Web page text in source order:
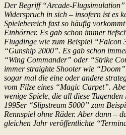
Der Begriff “Arcade-
Widerspruch in sich – insofern ist es
Spielebereich fast so häufig
Einhörner. Es gab schon immer
Flugdinge wie zum Beispiel “Falcon
“Gunship 2000”. Es gab schon
“Wing Commander” oder “Strike
immer straighte Shooter wie
sogar mal die eine oder andere
vom Filze eines “Magic Carpet”.
wenige Spiele, die all diese
1995er “Slipstream 5000” zum
Rennspiel ohne Räder. Aber dann –
gleichen Jahr veröffentlichte